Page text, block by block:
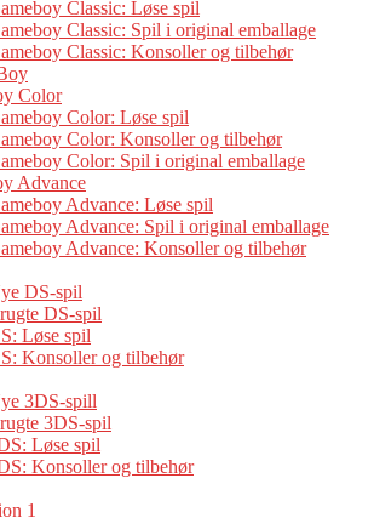
Classic: Løse spil
Classic: Spil i original emballage
Classic: Konsoller og tilbehør
Color
Color: Løse spil
Color: Konsoller og tilbehør
Color: Spil i original emballage
Advance
Advance: Løse spil
Advance: Spil i original emballage
Advance: Konsoller og tilbehør
DS-spil
DS-spil
Løse spil
Konsoller og tilbehør
3DS-spill
3DS-spil
Løse spil
Konsoller og tilbehør
1